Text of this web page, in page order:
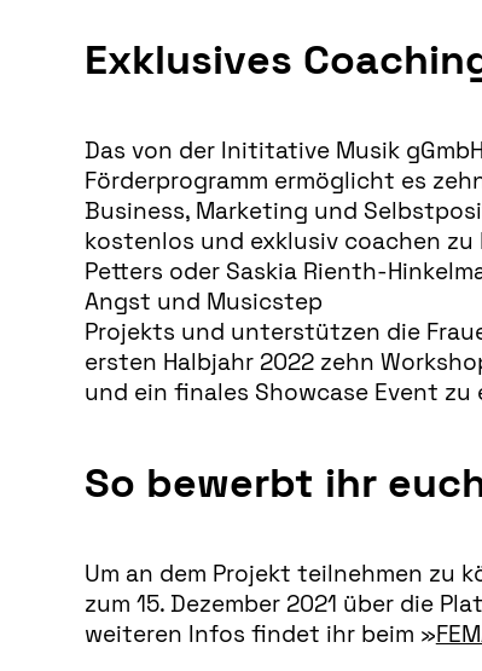
Exklusives
Das von der Inititative Musik
Förderprogramm ermöglicht es
Business, Marketing und
kostenlos und exklusiv coachen zu
Petters oder Saskia Rienth-
Angst und Musicstep
Projekts und unterstützen die
ersten Halbjahr 2022 zehn
und ein finales Showcase Event zu
So bewerbt ihr
Um an dem Projekt teilnehmen zu
zum 15. Dezember 2021 über die
weiteren Infos findet ihr beim »